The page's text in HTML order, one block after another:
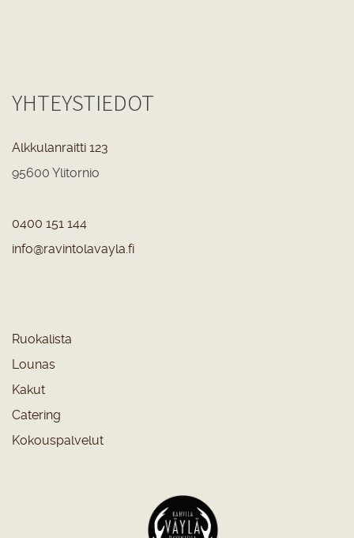
YHTEYSTIEDOT
Alkkulanraitti 123
95600 Ylitornio
0400 151 144
info@ravintolavayla.fi
Ruokalista
Lounas
Kakut
Catering
Kokouspalvelut